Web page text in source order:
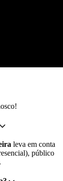
leva em conta
público